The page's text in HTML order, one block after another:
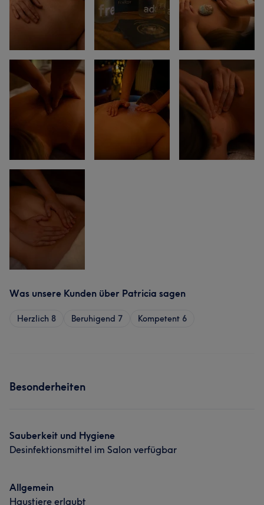
Was unsere Kunden über Patricia sagen
Herzlich 8 Beruhigend 7 Kompetent 6
Besonderheiten
Sauberkeit und Hygiene
Desinfektionsmittel im Salon verfügbar
Allgemein
Haustiere erlaubt